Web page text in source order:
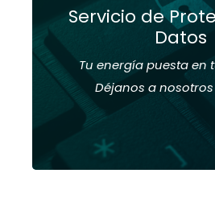
Servicio de
Datos
Tu energía puesta en
Déjanos a nosotros
Análisis de Riesgo y
Responsabilidad
tratamiento
Atención
Ver más